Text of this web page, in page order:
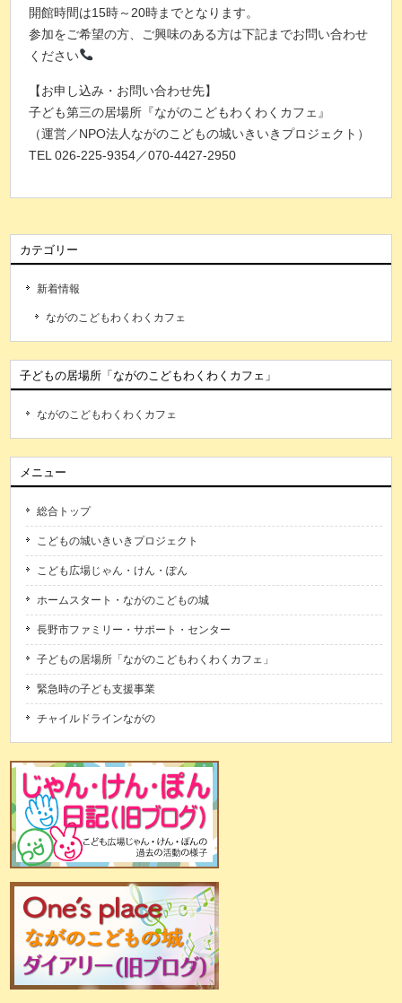
開館時間は15時～20時までとなります。
参加をご希望の方、ご興味のある方は下記までお問い合わせ
ください
【お申し込み・お問い合わせ先】
子ども第三の居場所『ながのこどもわくわくカフェ』
（運営／NPO法人ながのこどもの城いきいきプロジェクト）
TEL 026-225-9354／070-4427-2950
カテゴリー
新着情報
ながのこどもわくわくカフェ
子どもの居場所「ながのこどもわくわくカフェ」
ながのこどもわくわくカフェ
メニュー
総合トップ
こどもの城いきいきプロジェクト
こども広場じゃん・けん・ぽん
ホームスタート・ながのこどもの城
長野市ファミリー・サポート・センター
子どもの居場所「ながのこどもわくわくカフェ」
緊急時の子ども支援事業
チャイルドラインながの